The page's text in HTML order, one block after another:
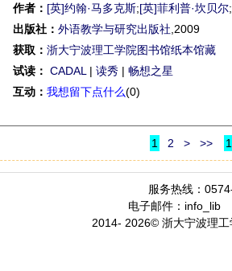
作者： [英]约翰·马多克斯;[英]菲利普·坎贝尔;
出版社： 外语教学与研究出版社 ,2009
获取： 浙大宁波理工学院图书馆纸本馆藏
试读： CADAL | 读秀 | 畅想之星
互动： 我想留下点什么(0)
1 2 > >>
服务热线：
电子邮件：info_lib
2014- 2026© 浙大宁波理工